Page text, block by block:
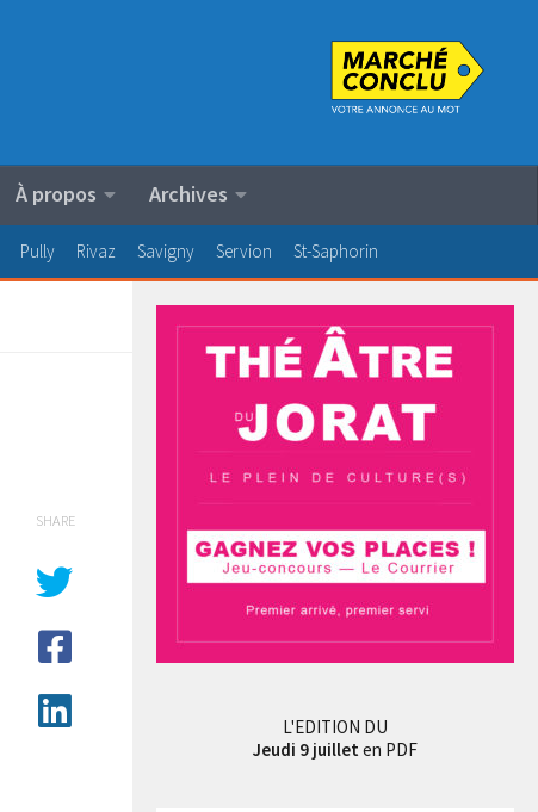
À propos Archives
Pully Rivaz Savigny Servion St-Saphorin
SHARE
L'EDITION DU
Jeudi 9 juillet en PDF